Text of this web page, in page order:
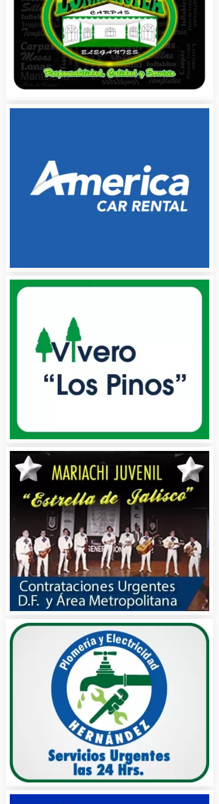
Asesoría Fiscal
Asilos
Asociaciones Civiles
Audios para Eventos
Avaluos
Balnearios
Banquetes
Bares y Cantinas
Basculas
Bebidas
Belleza
Bordados y Estampados
Buceo
Cafeterías
Cajas de Ahorro
Cámaras de Comercio
Camiones para Fletes